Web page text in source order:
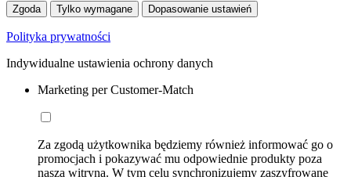
Zgoda Tylko wymagane Dopasowanie ustawień
Polityka prywatności
Indywidualne ustawienia ochrony danych
Marketing per Customer-Match
Za zgodą użytkownika będziemy również informować go o
promocjach i pokazywać mu odpowiednie produkty poza
naszą witryną. W tym celu synchronizujemy zaszyfrowane